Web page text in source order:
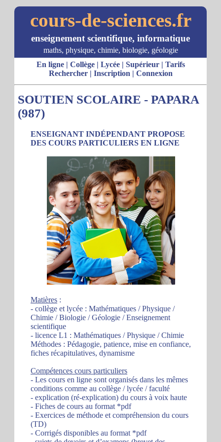
cours-de-sciences.fr
enseignement scientifique, informatique
maths, physique, chimie, biologie, géologie
En ligne| Collège| Lycée| Supérieur| Tarifs
Rechercher| Inscription | Connexion
SOUTIEN SCOLAIRE - PAPARA
(987)
ENSEIGNANT INDÉPENDANT PROPOSE
DES COURS PARTICULIERS EN LIGNE
Matières :
- collège et lycée : Mathématiques / Physique /
Chimie / Biologie / Géologie / Enseignement
scientifique
- licence L1 : Mathématiques / Physique / Chimie
Méthodes : Pédagogie, patience, mise en confiance,
fiches récapitulatives, dynamisme
Compétences cours particuliers
- Les cours en ligne sont organisés dans les mêmes
conditions comme au collège / lycée / faculté
- explication (ré-explication) du cours à voix haute
- Fiches de cours au format *pdf
- Exercices de méthode et compréhension du cours
(TD)
- Corrigés disponibles au format *pdf